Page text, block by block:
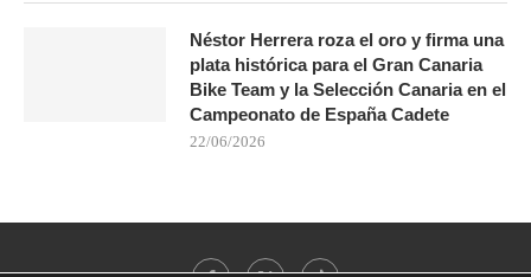
Néstor Herrera roza el oro y firma una
plata histórica para el Gran Canaria
Bike Team y la Selección Canaria en el
Campeonato de España Cadete
22/06/2026